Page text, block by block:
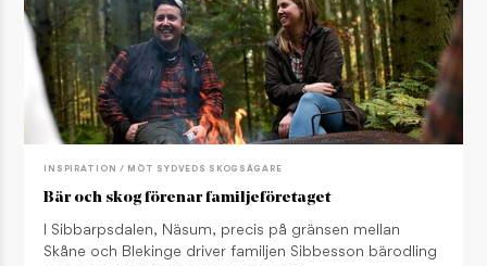
INSPIRATION / MÖT SYDVEDS SKOGSÄGARE
Bär och skog förenar familjeföretaget
I Sibbarpsdalen, Näsum, precis på gränsen mellan
Skåne och Blekinge driver familjen Sibbesson bärodling